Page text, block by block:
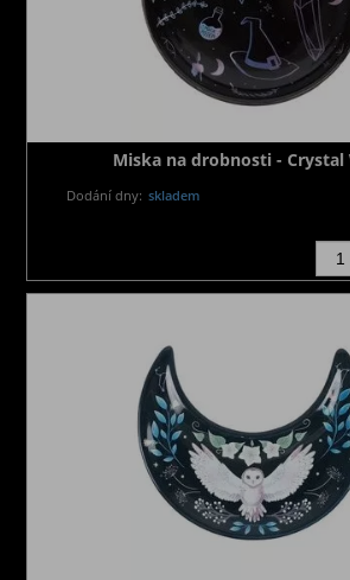
Miska na drobnosti - Crystal
Dodání dny: skladem